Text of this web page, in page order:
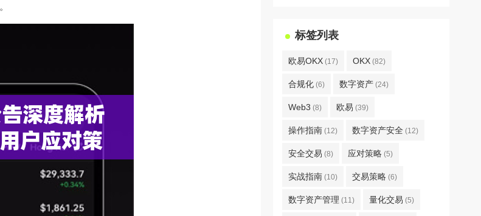
。
标签列表
欧易OKX (17) OKX (82)
合规化 (6) 数字资产 (24)
Web3 (8) 欧易 (39)
操作指南 (12) 数字资产安全 (12)
安全交易 (8) 应对策略 (5)
实战指南 (10) 交易策略 (6)
数字资产管理 (11) 量化交易 (5)